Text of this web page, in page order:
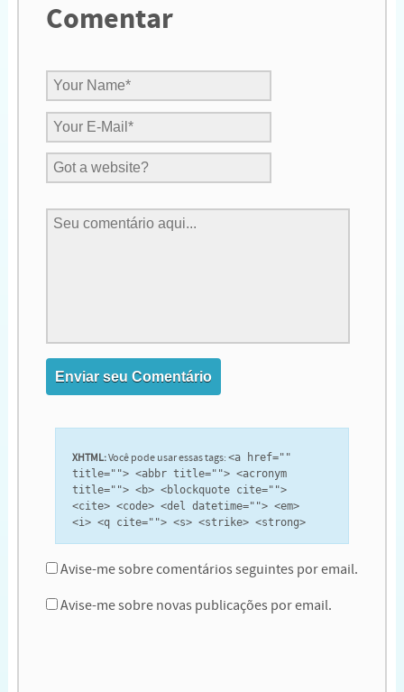
Comentar
XHTML:Você pode usar essas tags: <a href=""
title=""> <abbr title=""> <acronym
title=""> <b> <blockquote cite="">
<cite> <code> <del datetime=""> <em>
<i> <q cite=""> <s> <strike> <strong>
Avise-me sobre comentários seguintes por email.
Avise-me sobre novas publicações por email.